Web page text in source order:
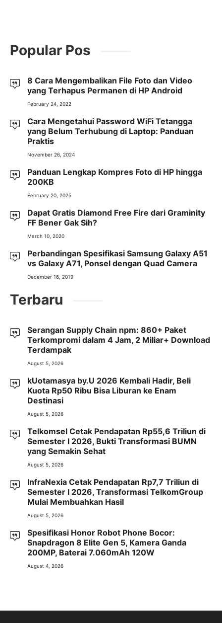
Popular Pos
8 Cara Mengembalikan File Foto dan Video
yang Terhapus Permanen di HP Android
February 24, 2022
Cara Mengetahui Password WiFi Tetangga
yang Belum Terhubung di Laptop: Panduan
Praktis
November 26, 2024
Panduan Lengkap Kompres Foto di HP hingga
200KB
February 20, 2025
Dapat Gratis Diamond Free Fire dari Graminity
FF Bener Gak Sih?
March 10, 2020
Perbandingan Spesifikasi Samsung Galaxy A51
vs Galaxy A71, Ponsel dengan Quad Camera
December 16, 2019
Terbaru
Serangan Supply Chain npm: 860+ Paket
Terkompromi dalam 4 Jam, 2 Miliar+ Download
Terdampak
August 5, 2026
kUotamasya by.U 2026 Kembali Hadir, Beli
Kuota Rp50 Ribu Bisa Liburan ke Enam
Destinasi
August 5, 2026
Telkomsel Cetak Pendapatan Rp55,6 Triliun di
Semester I 2026, Bukti Transformasi BUMN
yang Semakin Sehat
August 5, 2026
InfraNexia Cetak Pendapatan Rp7,7 Triliun di
Semester I 2026, Transformasi TelkomGroup
Mulai Membuahkan Hasil
August 5, 2026
Spesifikasi Honor Robot Phone Bocor:
Snapdragon 8 Elite Gen 5, Kamera Ganda
200MP, Baterai 7.060mAh 120W
August 4, 2026